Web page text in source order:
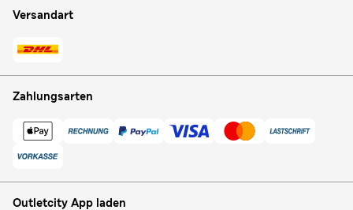
Versandart
Zahlungsarten
Outletcity App laden